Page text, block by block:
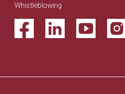
Whistleblowing